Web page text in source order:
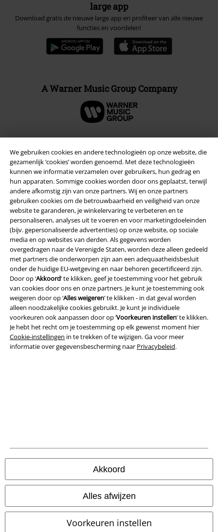
We gebruiken cookies en andere technologieën op onze website, die
gezamenlijk ‘cookies’ worden genoemd. Met deze technologieën
kunnen we informatie verzamelen over gebruikers, hun gedrag en
hun apparaten. Sommige cookies worden door ons geplaatst, terwijl
andere afkomstig zijn van onze partners. Wij en onze partners
gebruiken cookies om de betrouwbaarheid en veiligheid van onze
website te garanderen, je winkelervaring te verbeteren en te
personaliseren, analyses uit te voeren en voor marketingdoeleinden
(bijv. gepersonaliseerde advertenties) op onze website, op sociale
media en op websites van derden. Als gegevens worden
overgedragen naar de Verenigde Staten, worden deze alleen gedeeld
met partners die onderworpen zijn aan een adequaatheidsbesluit
onder de huidige EU-wetgeving en naar behoren gecertificeerd zijn.
Door op ‘Akkoord’ te klikken, geef je toestemming voor het gebruik
van cookies door ons en onze partners. Je kunt je toestemming ook
weigeren door op ‘Alles weigeren’ te klikken - in dat geval worden
alleen noodzakelijke cookies gebruikt. Je kunt je individuele
voorkeuren ook aanpassen door op ‘Voorkeuren instellen’ te klikken.
Je hebt het recht om je toestemming op elk gewenst moment hier
Cookie-instellingen in te trekken of te wijzigen. Ga voor meer
informatie over gegevensbescherming naar Privacybeleid.
Akkoord
Alles afwijzen
Voorkeuren instellen
large app
Download gratis de nieuwe large app en profiteer van alle nieuwe
functies en voordelen!
A Warner Music Group Company
Beveiliging
Legal
Algemene Voorwaarden
Bedrijfsgegevens
Annuleer bestelling
wettelijke BTW
© 1986-2026 Large Popmerchandising BV